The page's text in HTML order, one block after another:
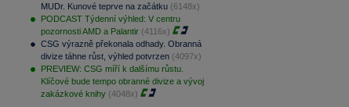
MUDr. Kunové teprve na začátku (6148x)
PODCAST Týdenní výhled: V centru
pozornosti AMD a Palantir (4116x)
CSG výrazně překonala odhady. Obranná
divize táhne růst, výhled potvrzen (4097x)
PREVIEW: CSG míří k dalšímu růstu.
Klíčové bude tempo obranné divize a vývoj
zakázkové knihy (4048x)